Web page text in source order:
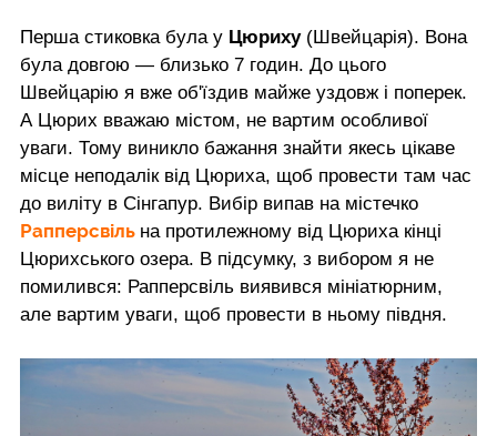
Перша стиковка була у Цюриху (Швейцарія). Вона
була довгою — близько 7 годин. До цього
Швейцарію я вже об'їздив майже уздовж і поперек.
А Цюрих вважаю містом, не вартим особливої
уваги. Тому виникло бажання знайти якесь цікаве
місце неподалік від Цюриха, щоб провести там час
до виліту в Сінгапур. Вибір випав на містечко
Рапперсвіль на протилежному від Цюриха кінці
Цюрихського озера. В підсумку, з вибором я не
помилився: Рапперсвіль виявився мініатюрним,
але вартим уваги, щоб провести в ньому півдня.